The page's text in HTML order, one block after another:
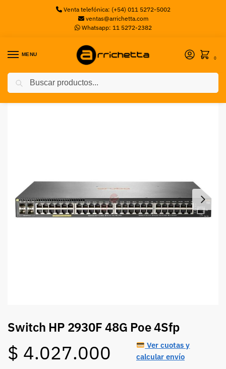
Venta telefónica: (+54) 011 5272-5002
ventas@arrichetta.com
Whatsapp: 11 5272-2382
MENU
0
Inicio Switch Switch HP 2930F 48G Poe 4Sfp
Switch HP 2930F 48G Poe 4Sfp
$ 4.027.000
Ver cuotas y
calcular envío